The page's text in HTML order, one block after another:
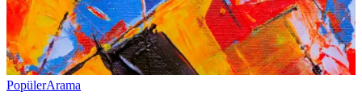
PopülerArama